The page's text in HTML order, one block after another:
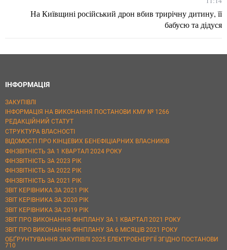
На Київщині російський дрон вбив трирічну дитину, її
бабусю та дідуся
ІНФОРМАЦІЯ
ЗАКУПІВЛІ
ІНФОРМАЦІЯ НА ВИКОНАННЯ ПОСТАНОВИ КМУ № 1266
РЕДАКЦІЙНИЙ СТАТУТ
СТРУКТУРА ВЛАСНОСТІ
ВІДОМОСТІ ПРО КІНЦЕВИХ БЕНЕФІЦІАРНИХ ВЛАСНИКІВ
ФІНЗВІТНІСТЬ ЗА 1 КВАРТАЛ 2024 РОКУ
ФІНЗВІТНІСТЬ ЗА 2023 РІК
ФІНЗВІТНІСТЬ ЗА 2022 РІК
ФІНЗВІТНІСТЬ ЗА 2021 РІК
ЗВІТ КЕРІВНИКА ЗА 2021 РІК
ЗВІТ КЕРІВНИКА ЗА 2020 РІК
ЗВІТ КЕРІВНИКА ЗА 2019 РІК
ЗВІТ ПРО ВИКОНАННЯ ФІНПЛАНУ ЗА 1 КВАРТАЛ 2021 РОКУ
ЗВІТ ПРО ВИКОНАННЯ ФІНПЛАНУ ЗА 6 МІСЯЦІВ 2021 РОКУ
ОБҐРУНТУВАННЯ ЗАКУПІВЛІ 2025 ЕЛЕКТРОЕНЕРГІЇ ЗГІДНО ПОСТАНОВИ
710